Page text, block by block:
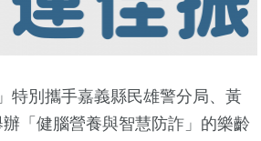
特別攜手嘉義縣民雄警分局、黃
「健腦營養與智慧防詐」的樂齡